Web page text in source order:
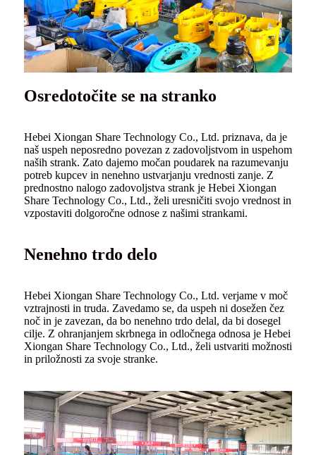
Osredotočite se na stranko
Hebei Xiongan Share Technology Co., Ltd. priznava, da je
naš uspeh neposredno povezan z zadovoljstvom in uspehom
naših strank. Zato dajemo močan poudarek na razumevanju
potreb kupcev in nenehno ustvarjanju vrednosti zanje. Z
prednostno nalogo zadovoljstva strank je Hebei Xiongan
Share Technology Co., Ltd., želi uresničiti svojo vrednost in
vzpostaviti dolgoročne odnose z našimi strankami.
Nenehno trdo delo
Hebei Xiongan Share Technology Co., Ltd. verjame v moč
vztrajnosti in truda. Zavedamo se, da uspeh ni dosežen čez
noč in je zavezan, da bo nenehno trdo delal, da bi dosegel
cilje. Z ohranjanjem skrbnega in odločnega odnosa je Hebei
Xiongan Share Technology Co., Ltd., želi ustvariti možnosti
in priložnosti za svoje stranke.